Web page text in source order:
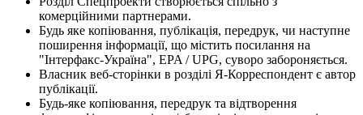
комерційними партнерами.
Будь яке копіювання, публікація, передрук, чи наступне
поширення інформації, що містить посилання на
"Інтерфакс-Україна", EPA / UPG, суворо забороняється.
Власник веб-сторінки в розділі Я-Корреспондент є автор
публікації.
Будь-яке копіювання, передрук та відтворення